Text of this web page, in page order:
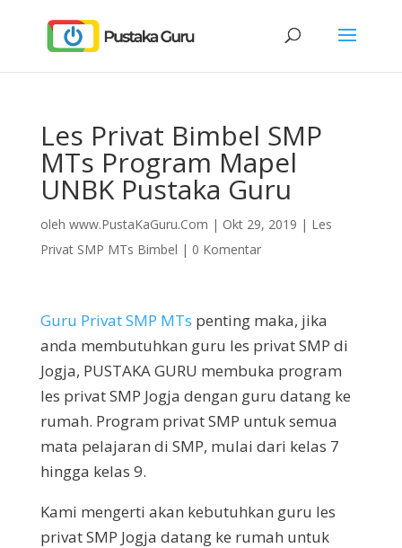
Les Privat Bimbel SMP
MTs Program Mapel
UNBK Pustaka Guru
oleh www.PustaKaGuru.Com | Okt 29, 2019 | Les
Privat SMP MTs Bimbel | 0 Komentar
Guru Privat SMP MTs penting maka, jika
anda membutuhkan guru les privat SMP di
Jogja, PUSTAKA GURU membuka program
les privat SMP Jogja dengan guru datang ke
rumah. Program privat SMP untuk semua
mata pelajaran di SMP, mulai dari kelas 7
hingga kelas 9.
Kami mengerti akan kebutuhkan guru les
privat SMP Jogja datang ke rumah untuk